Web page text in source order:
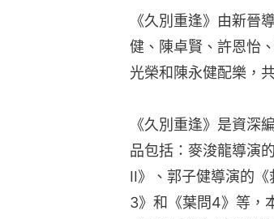
《久別重逢》由新晉
健、陳卓賢、許恩怡
光榮和陳永健配樂，
《久別重逢》是資深
品包括：麥浚龍導演
II》、郭子健導演的《
3》和《葉問4》等，